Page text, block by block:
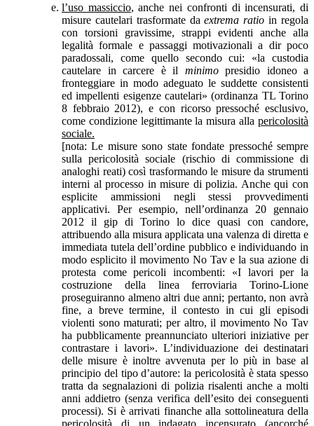
l’uso massiccio, anche nei confronti di incensurati, di
misure cautelari trasformate daextrema ratio in regola
con torsioni gravissime, strappi evidenti anche alla
legalità formale e passaggi motivazionali a dir poco
paradossali, come quello secondo cui: «la custodia
cautelare in carcere è il minimopresidio idoneo a
fronteggiare in modo adeguato le suddette consistenti
ed impellenti esigenze cautelari» (ordinanza TL Torino
8 febbraio 2012), e con ricorso pressoché esclusivo,
come condizione legittimante la misura alla pericolosità
sociale.
[nota: Le misure sono state fondate pressoché sempre
sulla pericolosità sociale (rischio di commissione di
analoghi reati) così trasformando le misure da strumenti
interni al processo in misure di polizia. Anche qui con
esplicite ammissioni negli stessi provvedimenti
applicativi. Per esempio, nell’ordinanza 20 gennaio
2012 il gip di Torino lo dice quasi con candore,
attribuendo alla misura applicata una valenza di diretta e
immediata tutela dell’ordine pubblico e individuando in
modo esplicito il movimento No Tav e la sua azione di
protesta come pericoli incombenti: «I lavori per la
costruzione della linea ferroviaria Torino-Lione
proseguiranno almeno altri due anni; pertanto, non avrà
fine, a breve termine, il contesto in cui gli episodi
violenti sono maturati; per altro, il movimento No Tav
ha pubblicamente preannunciato ulteriori iniziative per
contrastare i lavori». L’individuazione dei destinatari
delle misure è inoltre avvenuta per lo più in base al
principio del tipo d’autore: la pericolosità è stata spesso
tratta da segnalazioni di polizia risalenti anche a molti
anni addietro (senza verifica dell’esito dei conseguenti
processi). Si è arrivati finanche alla sottolineatura della
pericolosità di un indagato incensurato (ancorché